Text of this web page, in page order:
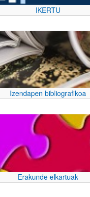
IKERTU
Izendapen bibliografikoa
Erakunde elkartuak